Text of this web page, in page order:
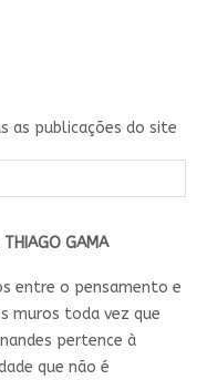
as publicações do site
THIAGO GAMA
entre o pensamento e
muros toda vez que
pertence à
que não é